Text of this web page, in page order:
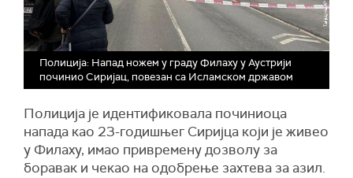
Полиција: Напад ножем у граду Филаху у Аустрији
починио Сиријац, повезан са Исламском државом
Полиција је идентификовала починиоца
напада као 23-годишњег Сиријца који је живео
у Филаху, имао привремену дозволу за
боравак и чекао на одобрење захтева за азил.